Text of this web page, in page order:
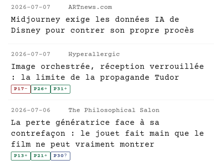
2026-07-07 ARTnews.com
Midjourney exige les données IA de
Disney pour contrer son propre procès
2026-07-07 Hyperallergic
Image orchestrée, réception verrouillée
: la limite de la propagande Tudor
P17- P26+ P31+
2026-07-06 The Philosophical Salon
La perte génératrice face à sa
contrefaçon : le jouet fait main que le
film ne peut vraiment montrer
P13+ P21+ P30?